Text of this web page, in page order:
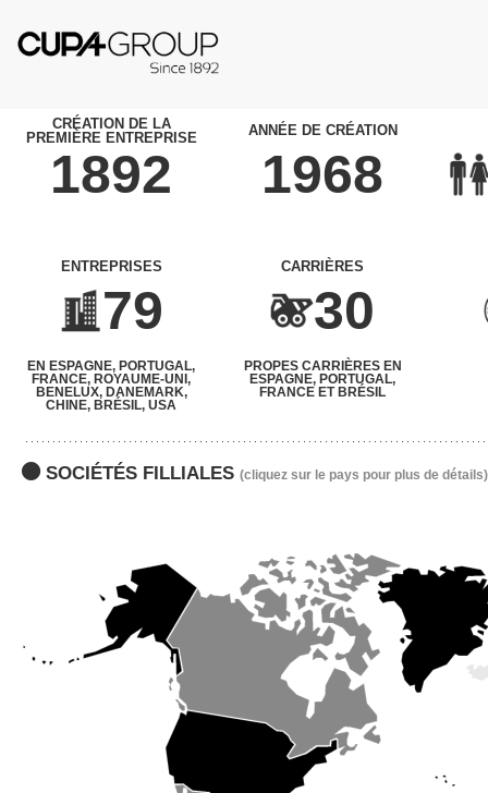
CRÉATION DE LA
PREMIÈRE ENTREPRISE
1892
ANNÉE DE CRÉATION
1968
ENTREPRISES
79
EN ESPAGNE, PORTUGAL,
FRANCE, ROYAUME-UNI,
BENELUX, DANEMARK,
CHINE, BRÉSIL, USA
CARRIÈRES
30
PROPES CARRIÈRES EN
ESPAGNE, PORTUGAL,
FRANCE ET BRÉSIL
SOCIÉTÉS FILLIALES (cliquez sur le pays pour plus de détails)